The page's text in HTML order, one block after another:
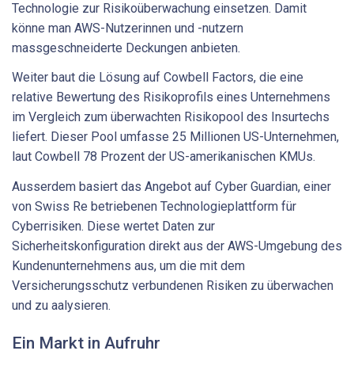
Technologie zur Risikoüberwachung einsetzen. Damit
könne man AWS-Nutzerinnen und -nutzern
massgeschneiderte Deckungen anbieten.
Weiter baut die Lösung auf Cowbell Factors, die eine
relative Bewertung des Risikoprofils eines Unternehmens
im Vergleich zum überwachten Risikopool des Insurtechs
liefert. Dieser Pool umfasse 25 Millionen US-Unternehmen,
laut Cowbell 78 Prozent der US-amerikanischen KMUs.
Ausserdem basiert das Angebot auf Cyber Guardian, einer
von Swiss Re betriebenen Technologieplattform für
Cyberrisiken. Diese wertet Daten zur
Sicherheitskonfiguration direkt aus der AWS-Umgebung des
Kundenunternehmens aus, um die mit dem
Versicherungsschutz verbundenen Risiken zu überwachen
und zu aalysieren.
Ein Markt in Aufruhr